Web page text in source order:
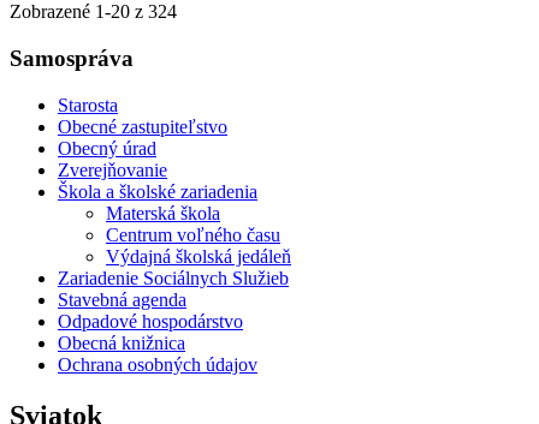
Zobrazené 1-20 z 324
Samospráva
Starosta
Obecné zastupiteľstvo
Obecný úrad
Zverejňovanie
Škola a školské zariadenia
Materská škola
Centrum voľného času
Výdajná školská jedáleň
Zariadenie Sociálnych Služieb
Stavebná agenda
Odpadové hospodárstvo
Obecná knižnica
Ochrana osobných údajov
Sviatok